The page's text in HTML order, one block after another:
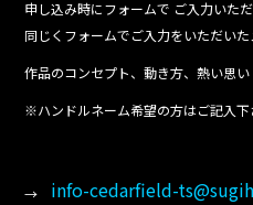
申し込み時にフォームで ご入力いた
同じくフォームでご入力をいただい
作品のコンセプト、動き方、熱い思い
※ハンドルネーム希望の方はご記入下
→ info-cedarfield-